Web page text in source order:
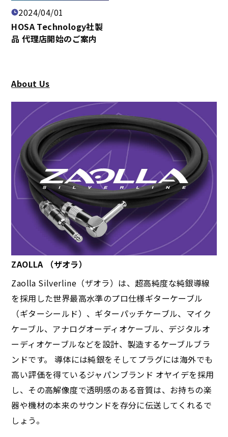
2024/04/01
HOSA Technology社製
品 代理店開始のご案内
About Us
ZAOLLA （ザオラ）
Zaolla Silverline（ザオラ）は、超高純度な純銀導線
を採用した世界最高水準のプロ仕様ギターケーブル
（ギターシールド）、ギターパッチケーブル、マイク
ケーブル、アナログオーディオケーブル、デジタルオ
ーディオケーブルなどを設計、製造するケーブルブラ
ンドです。 導体には純銀をそしてプラグには海外でも
高い評価を得ているジャパンブランド オヤイデを採用
し、その高解像度で透明感のある音質は、お持ちの楽
器や機材の本来のサウンドを存分に伝送してくれるで
しょう。